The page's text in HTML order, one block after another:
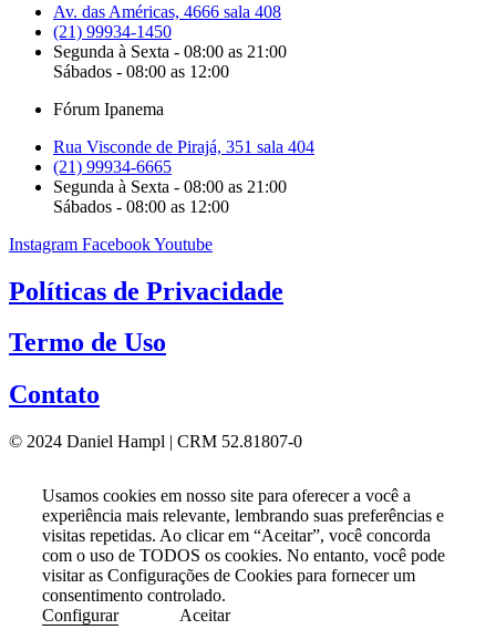
Av. das Américas, 4666 sala 408
(21) 99934-1450
Segunda à Sexta - 08:00 as 21:00
Sábados - 08:00 as 12:00
Fórum Ipanema
Rua Visconde de Pirajá, 351 sala 404
(21) 99934-6665
Segunda à Sexta - 08:00 as 21:00
Sábados - 08:00 as 12:00
Instagram FacebookYoutube
Políticas de Privacidade
Termo de Uso
Contato
© 2024 Daniel Hampl | CRM 52.81807-0
Usamos cookies em nosso site para oferecer a você a
experiência mais relevante, lembrando suas preferências e
visitas repetidas. Ao clicar em “Aceitar”, você concorda
com o uso de TODOS os cookies. No entanto, você pode
visitar as Configurações de Cookies para fornecer um
consentimento controlado.
Configurar
Aceitar